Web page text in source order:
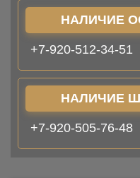
НАЛИЧИЕ
+7-920-512-34-51
НАЛИЧИЕ
+7-920-505-76-48